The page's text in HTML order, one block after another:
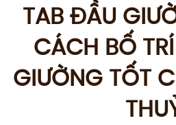
TAB ĐẦU
CÁCH BỐ
GIƯỜNG TỐT